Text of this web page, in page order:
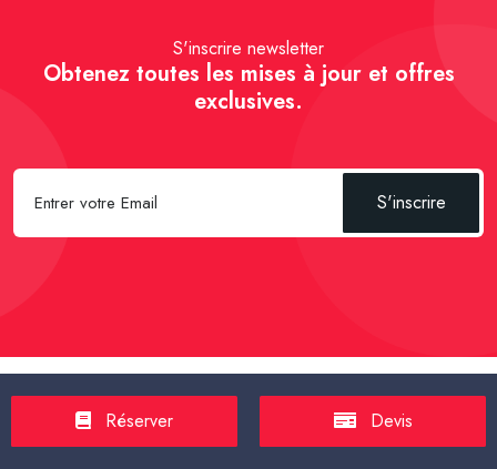
S'inscrire newsletter
Obtenez toutes les mises à jour et offres
exclusives.
S'inscrire
Spécial Passager : -Réserver un Taxi
Réserver Devis